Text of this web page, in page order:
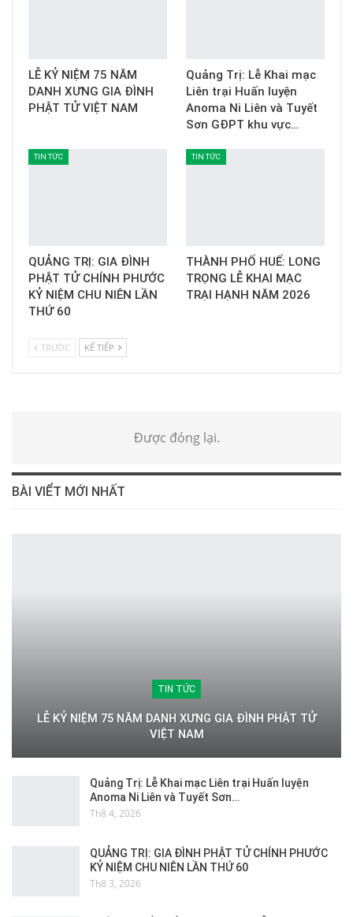
LỄ KỶ NIỆM 75 NĂM
DANH XƯNG GIA ĐÌNH
PHẬT TỬ VIỆT NAM
Quảng Trị: Lễ Khai mạc
Liên trại Huấn luyện
Anoma Ni Liên và Tuyết
Sơn GĐPT khu vực…
TIN TỨC
QUẢNG TRỊ: GIA ĐÌNH
PHẬT TỬ CHÍNH PHƯỚC
KỶ NIỆM CHU NIÊN LẦN
THỨ 60
TIN TỨC
THÀNH PHỐ HUẾ: LONG
TRỌNG LỄ KHAI MẠC
TRẠI HẠNH NĂM 2026
TRƯỚC KẾ TIẾP
Được đóng lại.
BÀI VIỂT MỚI NHẤT
TIN TỨC
LỄ KỶ NIỆM 75 NĂM DANH XƯNG GIA ĐÌNH PHẬT TỬ
VIỆT NAM
Quảng Trị: Lễ Khai mạc Liên trại Huấn luyện
Anoma Ni Liên và Tuyết Sơn…
Th8 4, 2026
QUẢNG TRỊ: GIA ĐÌNH PHẬT TỬ CHÍNH PHƯỚC
KỶ NIỆM CHU NIÊN LẦN THỨ 60
Th8 3, 2026